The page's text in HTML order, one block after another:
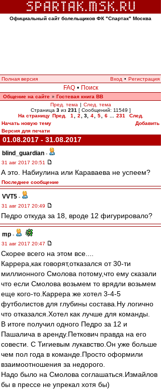
Официальный сайт болельщиков ФК "Спартак" Москва
Полная версия Вход • Регистрация
FAQ • Поиск
Общение на сайте » Гостевая книга ВВ
Пред. тема | След. тема
Страница 3из 231 [ Сообщений: 11549 ]
На страницу Пред. 1 2 3, 4 5 6 231
След.
Начать новую тему
Добавить
Версия для печати
01.08.2017 - 31.08.2017
blind_guardian -
31 авг 2017 20:51
А это. Набиулина или Караваева не успеем?
Последнее сообщение
VVT5 -
31 авг 2017 20:49
Педро откуда за 18, вроде 12 фигурировало?
mp -
31 авг 2017 20:47
Скорее всего на этом все....
Каррера,как говорят,отказался от 30-ти
миллионного Смолова потому,что ему сказали
что если Смолова возьмем то врядли возьмем
еще кого-то.Каррера же хотел 3-4-5
футболистов для глубины состава.Ну логично
что отказался.Хотел как лучше для команды.
В итоге получил одного Педро за 12 и
Пашалича в аренду.Петкович правда на его
совести. С Тигиевым лукавство.Он уже больше
чем пол года в команде.Просто оформили
взаимоотношения за недорого.
Надо было на Смолова соглашаться.Измайлов
бы в прессе не упрекал хотя бы)